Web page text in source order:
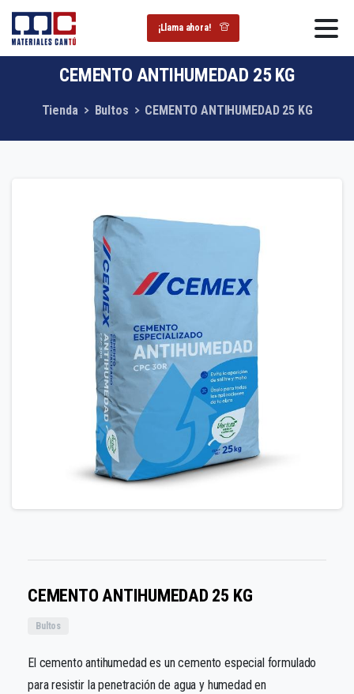
¡Llama ahora!
CEMENTO ANTIHUMEDAD 25 KG
Tienda Bultos CEMENTO ANTIHUMEDAD 25 KG
CEMENTO ANTIHUMEDAD 25 KG
Bultos
El cemento antihumedad es un cemento especial formulado
para resistir la penetración de agua y humedad en